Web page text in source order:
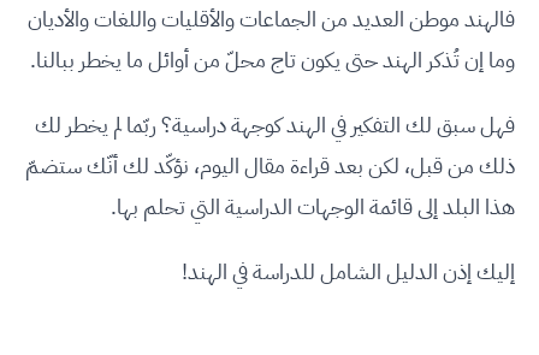
فالهند موطن العديد من الجماعات والأقليات واللغات والأديان
وما إن تُذكر الهند حتى يكون تاج محلّ من أوائل ما يخطر ببالنا.
فهل سبق لك التفكير في الهند كوجهة دراسية؟ ربّما لم يخطر لك
ذلك من قبل، لكن بعد قراءة مقال اليوم، نؤكّد لك أنّك ستضمّ
هذا البلد إلى قائمة الوجهات الدراسية التي تحلم بها.
إليك إذن الدليل الشامل للدراسة في الهند!